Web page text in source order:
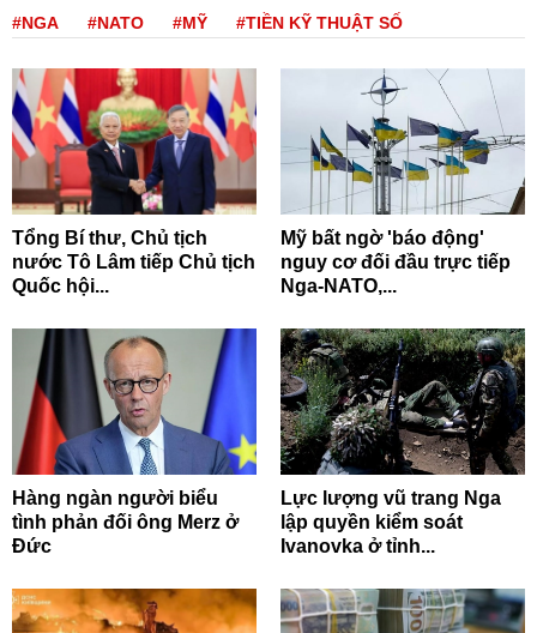
#NGA #NATO #MỸ #TIỀN KỸ THUẬT SỐ
Tổng Bí thư, Chủ tịch
nước Tô Lâm tiếp Chủ tịch
Quốc hội...
Mỹ bất ngờ 'báo động'
nguy cơ đối đầu trực tiếp
Nga-NATO,...
Hàng ngàn người biểu
tình phản đối ông Merz ở
Đức
Lực lượng vũ trang Nga
lập quyền kiểm soát
Ivanovka ở tỉnh...